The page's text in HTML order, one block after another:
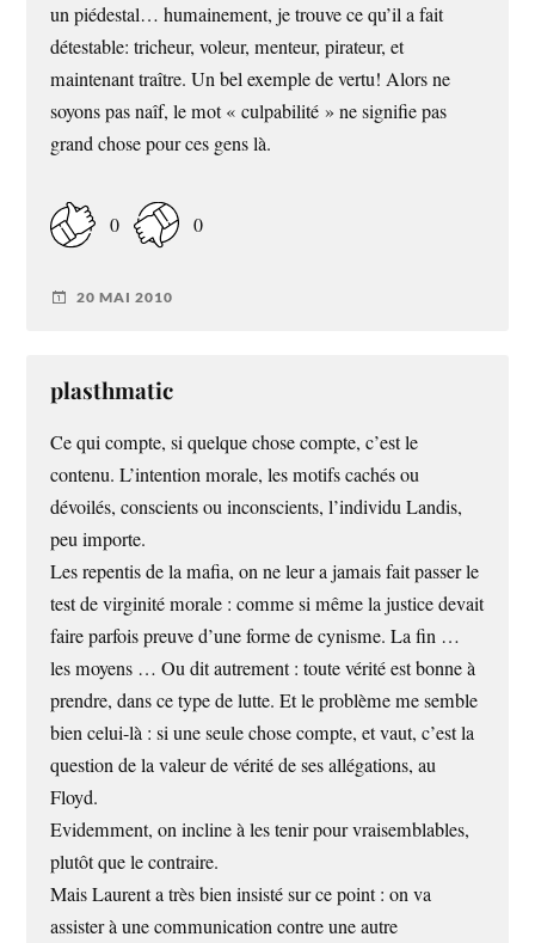
un piédestal… humainement, je trouve ce qu’il a fait
détestable: tricheur, voleur, menteur, pirateur, et
maintenant traître. Un bel exemple de vertu! Alors ne
soyons pas naîf, le mot « culpabilité » ne signifie pas
grand chose pour ces gens là.
0 0
20 MAI 2010
plasthmatic
Ce qui compte, si quelque chose compte, c’est le
contenu. L’intention morale, les motifs cachés ou
dévoilés, conscients ou inconscients, l’individu Landis,
peu importe.
Les repentis de la mafia, on ne leur a jamais fait passer le
test de virginité morale : comme si même la justice devait
faire parfois preuve d’une forme de cynisme. La fin …
les moyens … Ou dit autrement : toute vérité est bonne à
prendre, dans ce type de lutte. Et le problème me semble
bien celui-là : si une seule chose compte, et vaut, c’est la
question de la valeur de vérité de ses allégations, au
Floyd.
Evidemment, on incline à les tenir pour vraisemblables,
plutôt que le contraire.
Mais Laurent a très bien insisté sur ce point : on va
assister à une communication contre une autre